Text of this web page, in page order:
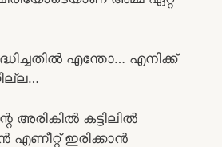
എന്തോ… എനിക്ക്
അരികിൽ കട്ടിലിൽ
എണീറ്റ് ഇരിക്കാൻ